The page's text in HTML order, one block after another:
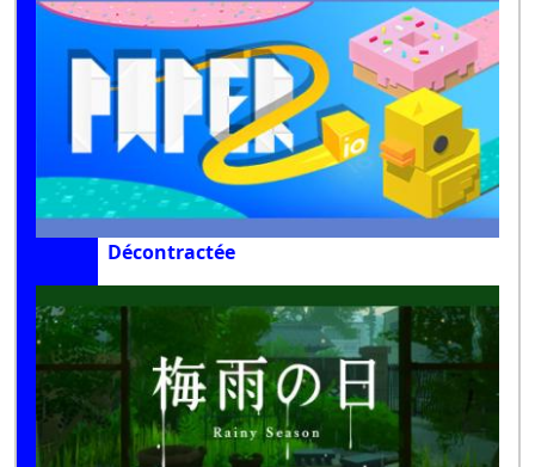
Décontractée